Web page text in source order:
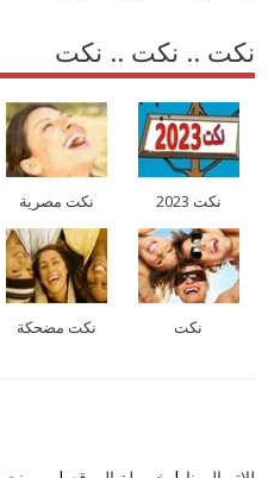
نكت .. نكت .. نكت
نكت 2023 نكت مصرية
نكت نكت مضحكة